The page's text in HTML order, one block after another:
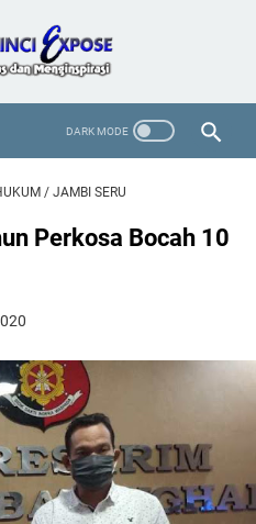
/ JAMBI SERU
Perkosa Bocah 10